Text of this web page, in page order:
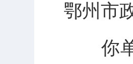
鄂州市
你